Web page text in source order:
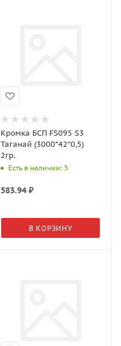
Кромка БСП FS095 S3
Таганай (3000*42*0,5)
2гр.
Есть в наличии: 5
583.94₽
В КОРЗИНУ